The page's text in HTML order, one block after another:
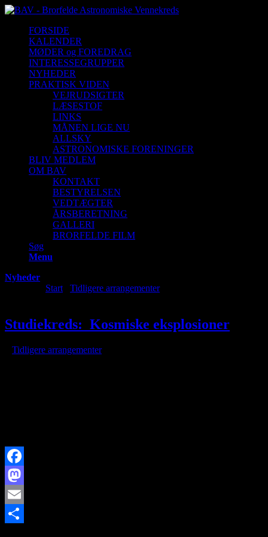
FORSIDE
KALENDER
MØDER og FOREDRAG
INTERESSEGRUPPER
NYHEDER
PRAKTISK VIDEN
VEJRUDSIGTER
LÆSESTOF
LINKS
MÅNEN LIGE NU
ALLSKY
ASTRONOMISKE FORENINGER
BLIV MEDLEM
OM BAV
KONTAKT
BESTYRELSEN
VEDTÆGTER
ÅRSBERETNING
GALLERI
BRORFELDE FILM
Søg
Menu
Nyheder
Start Tidligere arrangementer
Studiekreds: Kosmiske eksplosioner
Tidligere arrangementer
Facebook
Mastodon
Email